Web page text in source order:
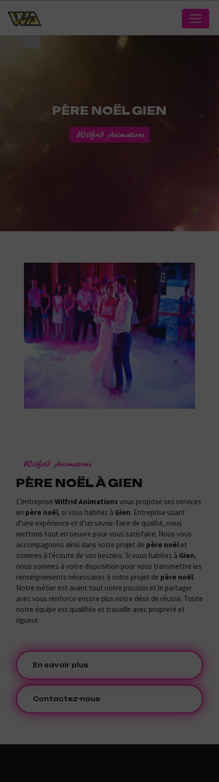
PÈRE NOËL GIEN
Wilfrid Animations
Wilfrid Animations
PÈRE NOËL À GIEN
L’entreprise Wilfrid Animationsvous propose ses services
en père noël, si vous habitez à Gien. Entreprise usant
d’une expérience et d’un savoir-faire de qualité, nous
mettons tout en oeuvre pour vous satisfaire. Nous vous
accompagnons ainsi dans votre projet de père noël et
sommes à l’écoute de vos besoins. Si vous habitez à Gien,
nous sommes à votre disposition pour vous transmettre les
renseignements nécessaires à votre projet de père noël.
Notre métier est avant tout notre passion et le partager
avec vous renforce encore plus notre désir de réussir. Toute
notre équipe est qualifiée et travaille avec propreté et
rigueur.
En savoir plus
Contactez-nous